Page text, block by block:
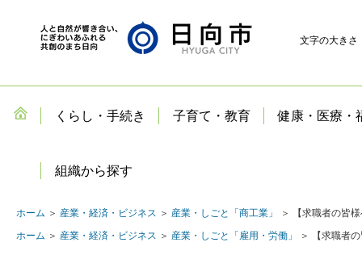
文字の大きさ
くらし・手続き 子育て・教育 健康・医療・
組織から探す
ホーム ＞ 産業・経済・ビジネス ＞ 産業・しごと「商工業」
＞ 【求職者の皆
ホーム ＞ 産業・経済・ビジネス ＞ 産業・しごと「雇用・労働」 ＞ 【求職者